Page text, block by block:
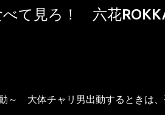
べて見ろ！ 六花
～ 大体チャリ男出動するときは